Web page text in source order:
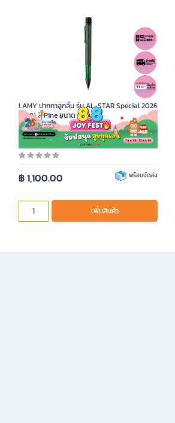
LAMY ปากกาลูกลื่น รุ่น AL-STAR Special 2026
(2B9) สี Pine ขนาด 0.7 มม.
฿ 1,100.00 พร้อมจัดส่ง
เพิ่มสินค้า